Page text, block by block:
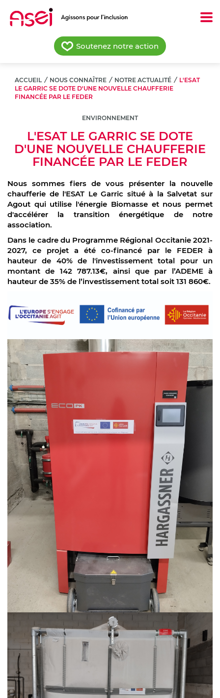
contenu
Soutenez notre action
ACCUEIL / NOUS CONNAÎTRE / NOTRE ACTUALITÉ / L'ESAT
LE GARRIC SE DOTE D'UNE NOUVELLE CHAUFFERIE
FINANCÉE PAR LE FEDER
ENVIRONNEMENT
L'ESAT LE GARRIC SE DOTE
D'UNE NOUVELLE CHAUFFERIE
FINANCÉE PAR LE FEDER
Nous sommes fiers de vous présenter la nouvelle
chaufferie de l'ESAT Le Garric situé à la Salvetat sur
Agout qui utilise l'énergie Biomasse et nous permet
d'accélérer la transition énergétique de notre
association.
Dans le cadre du Programme Régional Occitanie 2021-
2027, ce projet a été co-financé par le FEDER à
hauteur de 40% de l'investissement total pour un
montant de 142 787.13€, ainsi que par l’ADEME à
hauteur de 35% de l’investissement total soit 131 860€.